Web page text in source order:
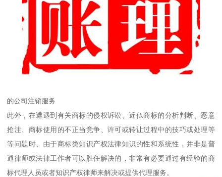
的公司注销服务
此外，在遭遇到有关商标的侵权诉讼、近似商标的分析判断、恶意
抢注、商标使用的不正当竞争、许可或转让过程中的技巧或处理等
等问题时、由于商标类知识产权法律知识的性和系统性，并非是普
通律师或法律工作者可以胜任解决的，非常有必要通过有经验的商
标代理人员或者知识产权律师来解决或提供代理服务。